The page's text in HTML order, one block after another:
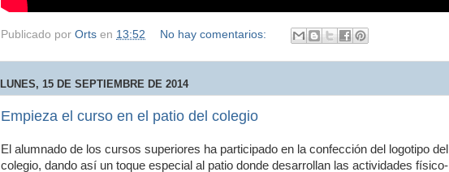
Publicado por Orts en 13:52 No hay comentarios:
LUNES, 15 DE SEPTIEMBRE DE 2014
Empieza el curso en el patio del colegio
El alumnado de los cursos superiores ha participado en la confección del logotipo del
colegio, dando así un toque especial al patio donde desarrollan las actividades físico-